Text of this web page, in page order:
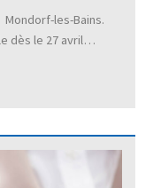
les-Bains.
dès le 27 avril…